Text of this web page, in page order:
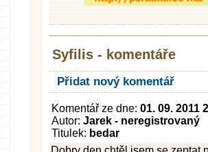
Syfilis - komentáře
Přidat nový komentář
Komentář ze dne: 01. 09. 2011
Autor: Jarek - neregistrovaný
Titulek: bedar